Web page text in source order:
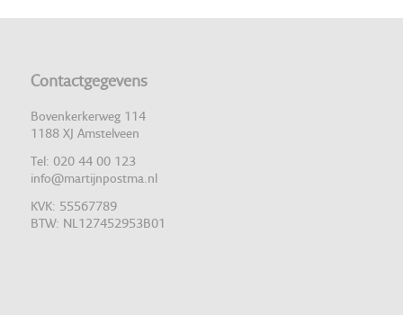
Contactgegevens
Bovenkerkerweg 114
1188 XJ Amstelveen
Tel: 020 44 00 123
info@martijnpostma.nl
KVK: 55567789
BTW: NL127452953B01